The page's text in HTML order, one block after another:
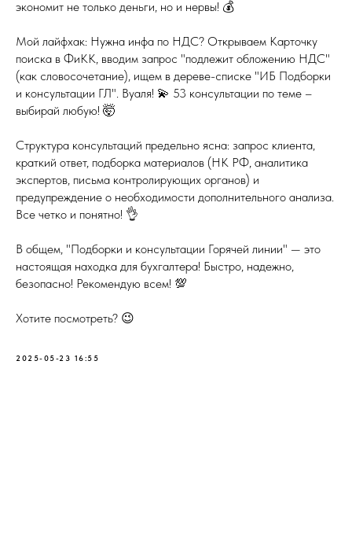
экономит не только деньги, но и нервы! 💰
Мой лайфхак: Нужна инфа по НДС? Открываем Карточку
поиска в ФиКК, вводим запрос "подлежит обложению НДС"
(как словосочетание), ищем в дереве-списке "ИБ Подборки
и консультации ГЛ". Вуаля! 💫 53 консультации по теме –
выбирай любую! 🤯
Структура консультаций предельно ясна: запрос клиента,
краткий ответ, подборка материалов (НК РФ, аналитика
экспертов, письма контролирующих органов) и
предупреждение о необходимости дополнительного анализа.
Все четко и понятно! 👌
В общем, "Подборки и консультации Горячей линии" — это
настоящая находка для бухгалтера! Быстро, надежно,
безопасно! Рекомендую всем! 💯
Хотите посмотреть? 😉
2025-05-23 16:55